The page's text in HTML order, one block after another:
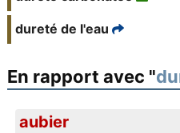
dureté de l'eau
En rapport avec "
aubier